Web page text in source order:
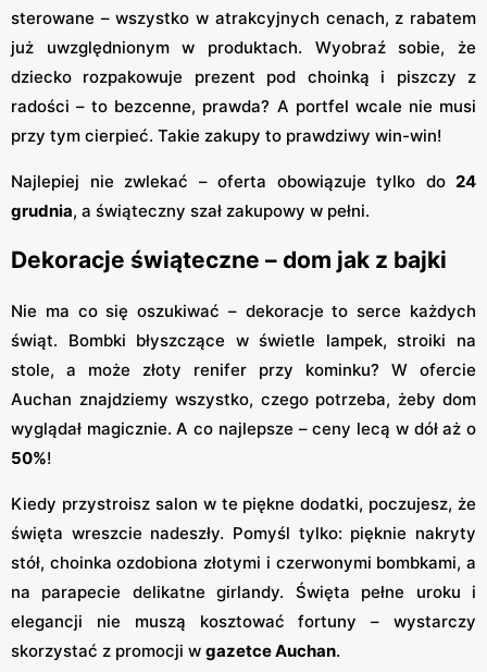
sterowane – wszystko w atrakcyjnych cenach, z rabatem
już uwzględnionym w produktach. Wyobraź sobie, że
dziecko rozpakowuje prezent pod choinką i piszczy z
radości – to bezcenne, prawda? A portfel wcale nie musi
przy tym cierpieć. Takie zakupy to prawdziwy win-win!
Najlepiej nie zwlekać – oferta obowiązuje tylko do 24
grudnia, a świąteczny szał zakupowy w pełni.
Dekoracje świąteczne – dom jak z bajki
Nie ma co się oszukiwać – dekoracje to serce każdych
świąt. Bombki błyszczące w świetle lampek, stroiki na
stole, a może złoty renifer przy kominku? W ofercie
Auchan znajdziemy wszystko, czego potrzeba, żeby dom
wyglądał magicznie. A co najlepsze – ceny lecą w dół aż o
50%!
Kiedy przystroisz salon w te piękne dodatki, poczujesz, że
święta wreszcie nadeszły. Pomyśl tylko: pięknie nakryty
stół, choinka ozdobiona złotymi i czerwonymi bombkami, a
na parapecie delikatne girlandy. Święta pełne uroku i
elegancji nie muszą kosztować fortuny – wystarczy
skorzystać z promocji w gazetce Auchan.